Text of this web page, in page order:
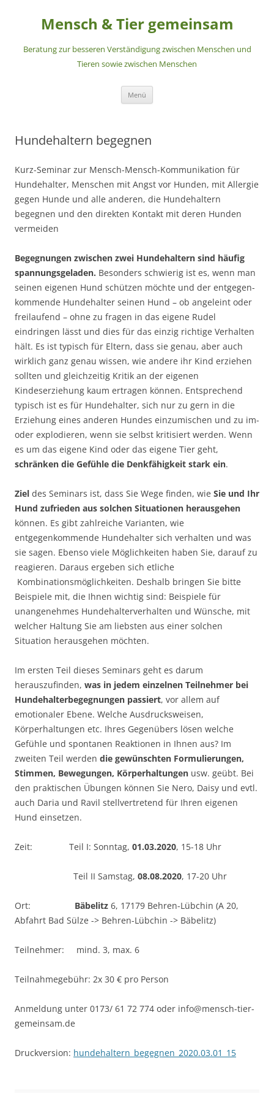
springenMensch & Tier gemeinsam
Beratung zur besseren Verständigung zwischen Menschen und
Tieren sowie zwischen Menschen
Menü
Hundehaltern begegnen
Kurz-Seminar zur Mensch-Mensch-Kommunikation für
Hundehalter, Menschen mit Angst vor Hunden, mit Allergie
gegen Hunde und alle anderen, die Hundehaltern
begegnen und den direkten Kontakt mit deren Hunden
vermeiden
Begegnungen zwischen zwei Hundehaltern sind häufig
spannungsgeladen. Besonders schwierig ist es, wenn man
seinen eigenen Hund schützen möchte und der entgegen-
kommende Hundehalter seinen Hund – ob angeleint oder
freilaufend – ohne zu fragen in das eigene Rudel
eindringen lässt und dies für das einzig richtige Verhalten
hält. Es ist typisch für Eltern, dass sie genau, aber auch
wirklich ganz genau wissen, wie andere ihr Kind erziehen
sollten und gleichzeitig Kritik an der eigenen
Kindeserziehung kaum ertragen können. Entsprechend
typisch ist es für Hundehalter, sich nur zu gern in die
Erziehung eines anderen Hundes einzumischen und zu im-
oder explodieren, wenn sie selbst kritisiert werden. Wenn
es um das eigene Kind oder das eigene Tier geht,
schränken die Gefühle die Denkfähigkeit stark ein.
Ziel des Seminars ist, dass Sie Wege finden, wie Sie und Ihr
Hund zufrieden aus solchen Situationen herausgehen
können. Es gibt zahlreiche Varianten, wie
entgegenkommende Hundehalter sich verhalten und was
sie sagen. Ebenso viele Möglichkeiten haben Sie, darauf zu
reagieren. Daraus ergeben sich etliche
Kombinationsmöglichkeiten. Deshalb bringen Sie bitte
Beispiele mit, die Ihnen wichtig sind: Beispiele für
unangenehmes Hundehalterverhalten und Wünsche, mit
welcher Haltung Sie am liebsten aus einer solchen
Situation herausgehen möchten.
Im ersten Teil dieses Seminars geht es darum
herauszufinden, was in jedem einzelnen Teilnehmer bei
Hundehalterbegegnungen passiert, vor allem auf
emotionaler Ebene. Welche Ausdrucksweisen,
Körperhaltungen etc. Ihres Gegenübers lösen welche
Gefühle und spontanen Reaktionen in Ihnen aus? Im
zweiten Teil werden die gewünschten Formulierungen,
Stimmen, Bewegungen, Körperhaltungen usw. geübt. Bei
den praktischen Übungen können Sie Nero, Daisy und evtl.
auch Daria und Ravil stellvertretend für Ihren eigenen
Hund einsetzen.
Zeit: Teil I: Sonntag, 01.03.2020, 15-18 Uhr
Teil II Samstag, 08.08.2020, 17-20 Uhr
Ort: Bäbelitz 6, 17179 Behren-Lübchin (A 20,
Abfahrt Bad Sülze -> Behren-Lübchin -> Bäbelitz)
Teilnehmer: mind. 3, max. 6
Teilnahmegebühr: 2x 30 € pro Person
Anmeldung unter 0173/ 61 72 774 oder info@mensch-tier-
gemeinsam.de
Druckversion: hundehaltern_begegnen_2020.03.01_15